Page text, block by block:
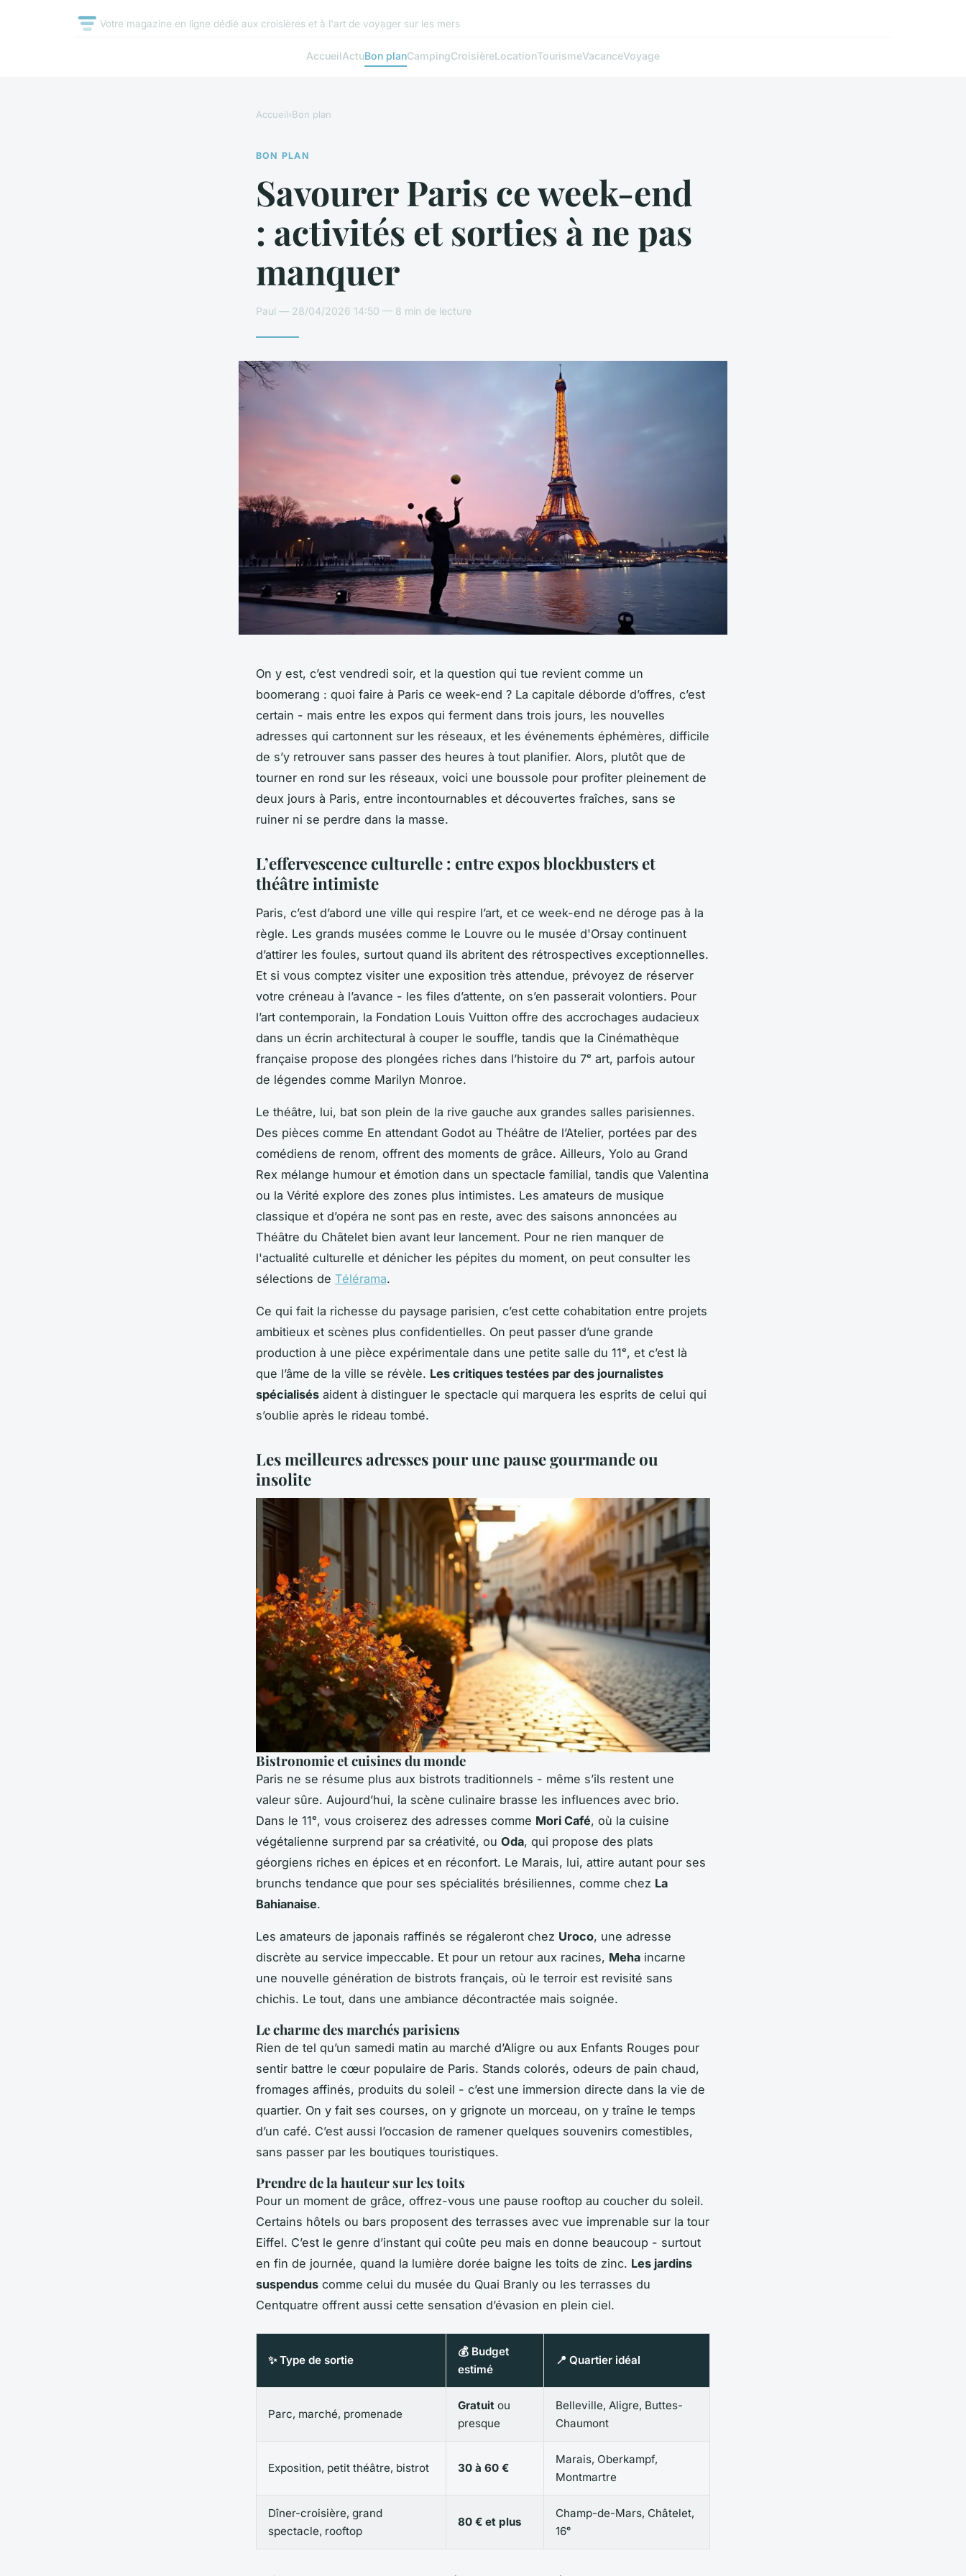
Votre magazine en ligne dédié aux croisières et à l'art de voyager sur les mers
AccueilActuBon planCampingCroisièreLocationTourismeVacanceVoyage
Accueil›Bon plan
BON PLAN
Savourer Paris ce week-end
: activités et sorties à ne pas
manquer
Paul — 28/04/2026 14:50 — 8 min de lecture
On y est, c’est vendredi soir, et la question qui tue revient comme un
boomerang : quoi faire à Paris ce week-end ? La capitale déborde d’offres, c’est
certain - mais entre les expos qui ferment dans trois jours, les nouvelles
adresses qui cartonnent sur les réseaux, et les événements éphémères, difficile
de s’y retrouver sans passer des heures à tout planifier. Alors, plutôt que de
tourner en rond sur les réseaux, voici une boussole pour profiter pleinement de
deux jours à Paris, entre incontournables et découvertes fraîches, sans se
ruiner ni se perdre dans la masse.
L’effervescence culturelle : entre expos blockbusters et
théâtre intimiste
Paris, c’est d’abord une ville qui respire l’art, et ce week-end ne déroge pas à la
règle. Les grands musées comme le Louvre ou le musée d'Orsay continuent
d’attirer les foules, surtout quand ils abritent des rétrospectives exceptionnelles.
Et si vous comptez visiter une exposition très attendue, prévoyez de réserver
votre créneau à l’avance - les files d’attente, on s’en passerait volontiers. Pour
l’art contemporain, la Fondation Louis Vuitton offre des accrochages audacieux
dans un écrin architectural à couper le souffle, tandis que la Cinémathèque
française propose des plongées riches dans l’histoire du 7ᵉ art, parfois autour
de légendes comme Marilyn Monroe.
Le théâtre, lui, bat son plein de la rive gauche aux grandes salles parisiennes.
Des pièces comme En attendant Godot au Théâtre de l’Atelier, portées par des
comédiens de renom, offrent des moments de grâce. Ailleurs, Yolo au Grand
Rex mélange humour et émotion dans un spectacle familial, tandis que Valentina
ou la Vérité explore des zones plus intimistes. Les amateurs de musique
classique et d’opéra ne sont pas en reste, avec des saisons annoncées au
Théâtre du Châtelet bien avant leur lancement. Pour ne rien manquer de
l'actualité culturelle et dénicher les pépites du moment, on peut consulter les
sélections de Télérama.
Ce qui fait la richesse du paysage parisien, c’est cette cohabitation entre projets
ambitieux et scènes plus confidentielles. On peut passer d’une grande
production à une pièce expérimentale dans une petite salle du 11ᵉ, et c’est là
que l’âme de la ville se révèle. Les critiques testées par des journalistes
spécialisés aident à distinguer le spectacle qui marquera les esprits de celui qui
s’oublie après le rideau tombé.
Les meilleures adresses pour une pause gourmande ou
insolite
Bistronomie et cuisines du monde
Paris ne se résume plus aux bistrots traditionnels - même s’ils restent une
valeur sûre. Aujourd’hui, la scène culinaire brasse les influences avec brio.
Dans le 11ᵉ, vous croiserez des adresses comme Mori Café, où la cuisine
végétalienne surprend par sa créativité, ou Oda, qui propose des plats
géorgiens riches en épices et en réconfort. Le Marais, lui, attire autant pour ses
brunchs tendance que pour ses spécialités brésiliennes, comme chez La
Bahianaise.
Les amateurs de japonais raffinés se régaleront chez Uroco, une adresse
discrète au service impeccable. Et pour un retour aux racines, Meha incarne
une nouvelle génération de bistrots français, où le terroir est revisité sans
chichis. Le tout, dans une ambiance décontractée mais soignée.
Le charme des marchés parisiens
Rien de tel qu’un samedi matin au marché d’Aligre ou aux Enfants Rouges pour
sentir battre le cœur populaire de Paris. Stands colorés, odeurs de pain chaud,
fromages affinés, produits du soleil - c’est une immersion directe dans la vie de
quartier. On y fait ses courses, on y grignote un morceau, on y traîne le temps
d’un café. C’est aussi l’occasion de ramener quelques souvenirs comestibles,
sans passer par les boutiques touristiques.
Prendre de la hauteur sur les toits
Pour un moment de grâce, offrez-vous une pause rooftop au coucher du soleil.
Certains hôtels ou bars proposent des terrasses avec vue imprenable sur la tour
Eiffel. C’est le genre d’instant qui coûte peu mais en donne beaucoup - surtout
en fin de journée, quand la lumière dorée baigne les toits de zinc. Les jardins
suspendus comme celui du musée du Quai Branly ou les terrasses du
Centquatre offrent aussi cette sensation d’évasion en plein ciel.
✨ Type de sortie
💰 Budget
estimé
📍 Quartier idéal
Parc, marché, promenade
Gratuit ou
presque
Belleville, Aligre, Buttes-
Chaumont
Exposition, petit théâtre, bistrot 30 à 60 €
Marais, Oberkampf,
Montmartre
Dîner-croisière, grand
spectacle, rooftop
80 € et plus
Champ-de-Mars, Châtelet,
16ᵉ